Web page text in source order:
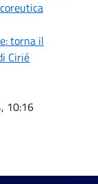
torna il
Cirié
10:16